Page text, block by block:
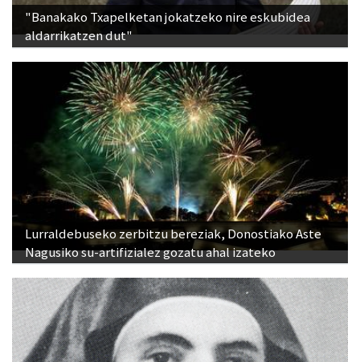
"Banakako Txapelketan jokatzeko nire eskubidea
aldarrikatzen dut"
Lurraldebuseko zerbitzu bereziak, Donostiako Aste
Nagusiko su-artifizialez gozatu ahal izateko